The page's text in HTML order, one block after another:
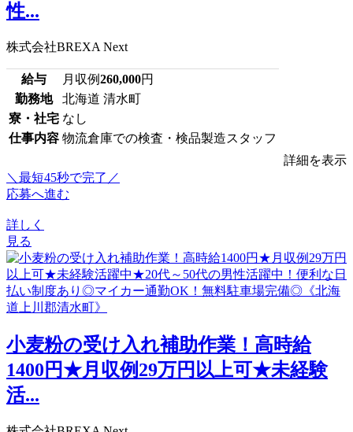
性...
株式会社BREXA Next
給与 月収例260,000円
勤務地
北海道 清水町
寮・社宅 なし
仕事内容 物流倉庫での検査・検品製造スタッフ
詳細を表示
＼最短45秒で完了／
応募へ進む
詳しく
見る
小麦粉の受け入れ補助作業！高時給
1400円★月収例29万円以上可★未経験
活...